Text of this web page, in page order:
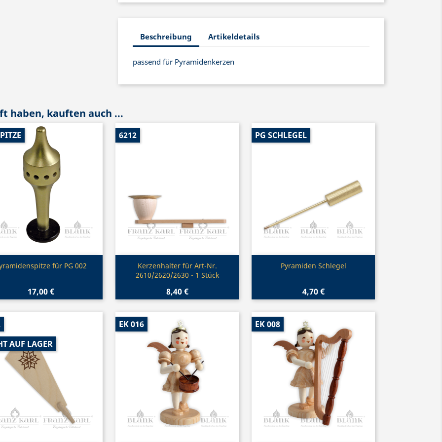
Beschreibung Artikeldetails
passend für Pyramidenkerzen
haben, kauften auch ...
Vorschaufür PG 002
17,00 €
Vorschau
Kerzenhalter für Art-Nr.
2610/2620/2630 - 1 Stück
8,40 €
6212
Vorschau
Pyramiden Schlegel
4,70 €
PG SCHLEGEL
AUF LAGER
EK 016 EK 008